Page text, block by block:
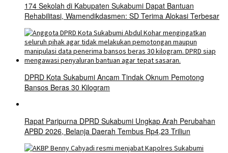
174 Sekolah di Kabupaten Sukabumi Dapat Bantuan
Rehabilitasi, Wamendikdasmen: SD Terima Alokasi Terbesar
DPRD Kota Sukabumi Ancam Tindak Oknum Pemotong
Bansos Beras 30 Kilogram
Rapat Paripurna DPRD Sukabumi Ungkap Arah Perubahan
APBD 2026, Belanja Daerah Tembus Rp4,23 Triliun